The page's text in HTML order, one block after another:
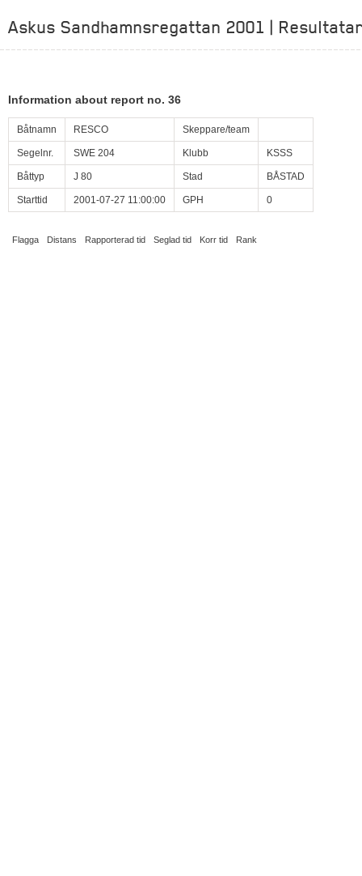
Askus Sandhamnsregattan 2001 |
Information about report no. 36
Båtnamn RESCO Skeppare/team
Segelnr. SWE 204 Klubb KSSS
Båttyp J 80 Stad BÅSTAD
Starttid 2001-07-27 11:00:00 GPH 0
Flagga Distans Rapporterad tid Seglad tid Korr tid Rank